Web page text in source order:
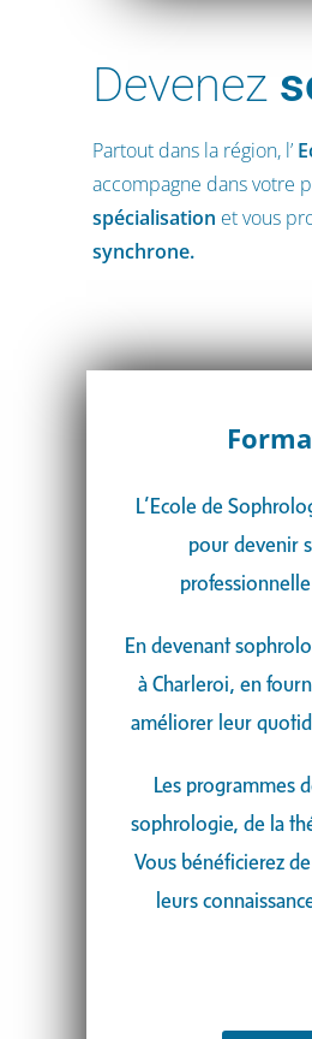
Devenez
Partout dans la région, l’
accompagne dans votre
spécialisation et vous
synchrone.
L’Ecole de
pour devenir
En devenant
à Charleroi, en
améliorer leur
Les programmes
sophrologie, de la
Vous bénéficierez
leurs